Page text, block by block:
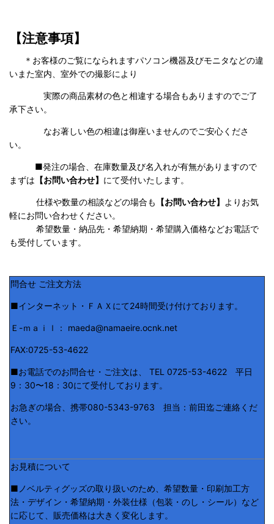
【注意事項】
＊お客様のご覧になられますパソコン機器及びモニタなどの違
いまた室内、室外での撮影により
実際の商品素材の色と相違する場合もありますのでご了
承下さい。
なお著しい色の相違は御座いませんのでご安心くださ
い。
■発注の場合、在庫数量及び名入れが有無がありますので
まずは 【お問い合わせ】 にて受付いたします。
仕様や数量の相談などの場合も 【お問い合わせ】
よりお気
軽にお問い合わせください。
希望数量・納品先・希望納期・希望購入価格などお電話で
も受付しています。
問合せ ご注文方法
■インターネット・ＦＡＸにて24時間受け付けております。
Ｅ-ｍａｉｌ： maeda@namaeire.ocnk.net
FAX:0725-53-4622
■お電話でのお問合せ・ご注文は、 TEL 0725-53-4622 平日
9：30〜18：30にて受付しております。
お急ぎの場合、携帯080-5343-9763 担当：前田迄ご連絡くだ
さい。
お見積について
■ノベルティグッズの取り扱いのため、希望数量・印刷加工方
法・デザイン・希望納期・外装仕様（包装・のし・シール）など
に応じて、販売価格は大きく変化します。